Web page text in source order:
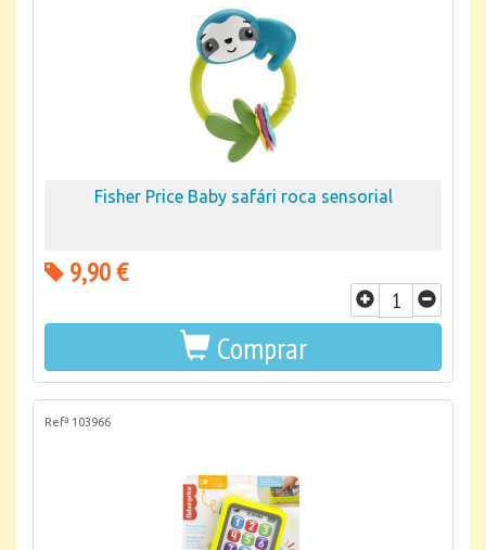
Fisher Price Baby safári roca sensorial
9,90 €
Comprar
Refª 103966